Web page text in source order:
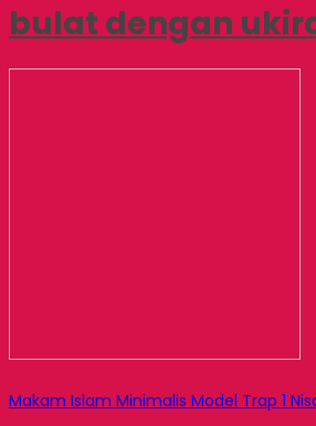
bulat dengan
Makam Islam Minimalis Model Trap 1